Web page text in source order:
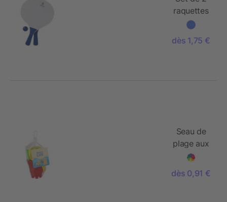
raquettes
de plage
dès 1,75 €
Seau de
plage aux
couleurs
dès 0,91 €